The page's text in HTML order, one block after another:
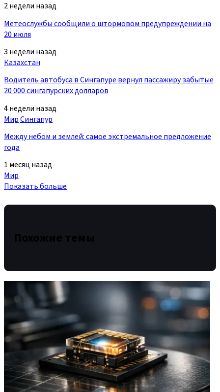
2 недели назад
Метеослужбы сообщили о штормовом предупреждении на
20 июля
3 недели назад
Казахстан
Водитель автобуса в Сингапуре вернул пассажиру забытые
20 000 сингапурских долларов
4 недели назад
МирСингапур
Между небом и землей: самое экстремальное предложение
года
1 месяц назад
Мир
Показать больше
Похожие темы